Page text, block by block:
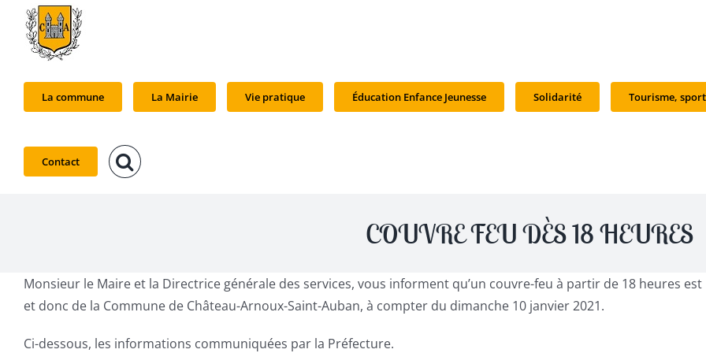
Passer
contenu
La commune La Mairie Vie pratique Éducation Enfance Jeunesse Solidarité Tourisme,
Contact
COUVRE FEU DÈS 18 HEURES
Monsieur le Maire et la Directrice générale des services, vous informent qu’un couvre-feu à partir de 18 heures
et donc de la Commune de Château-Arnoux-Saint-Auban, à compter du dimanche 10 janvier 2021.
Ci-dessous, les informations communiquées par la Préfecture.